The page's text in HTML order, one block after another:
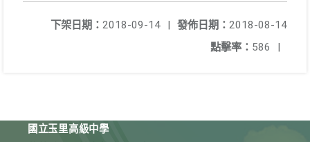
發佈日期： 2018-08-14
下架日期： 2018-09-14
|
點擊率： 586 |
國立玉里高級中學